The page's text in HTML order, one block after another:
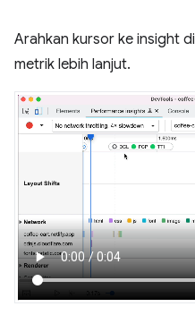
Arahkan kursor ke insight di
metrik lebih lanjut.